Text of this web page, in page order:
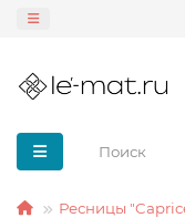
Ресницы